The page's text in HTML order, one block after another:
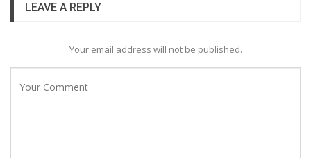
LEAVE A REPLY
Your email address will not be published.